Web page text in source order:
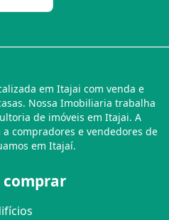
em Itajai com venda e
Nossa Imobiliaria trabalha
de imóveis em Itajai. A
compradores e vendedores de
em Itajaí.
comprar